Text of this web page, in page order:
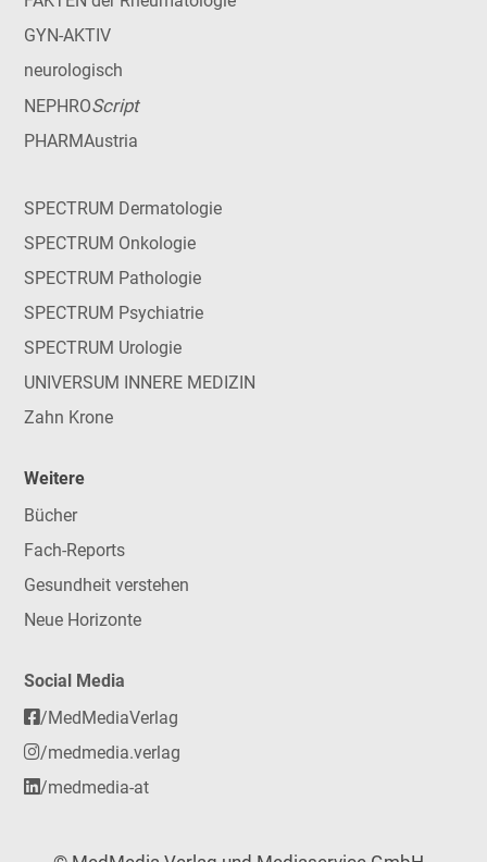
GYN-AKTIV
neurologisch
NEPHROScript
PHARMAustria
SPECTRUM Dermatologie
SPECTRUM Onkologie
SPECTRUM Pathologie
SPECTRUM Psychiatrie
SPECTRUM Urologie
UNIVERSUM INNERE MEDIZIN
Zahn Krone
Weitere
Bücher
Fach-Reports
Gesundheit verstehen
Neue Horizonte
Social Media
/MedMediaVerlag
/medmedia.verlag
/medmedia-at